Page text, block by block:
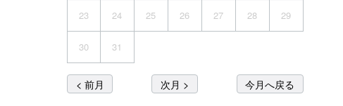
23 24 25 26 27 28 29
30 31
< 前月 次月 > 今月へ戻る